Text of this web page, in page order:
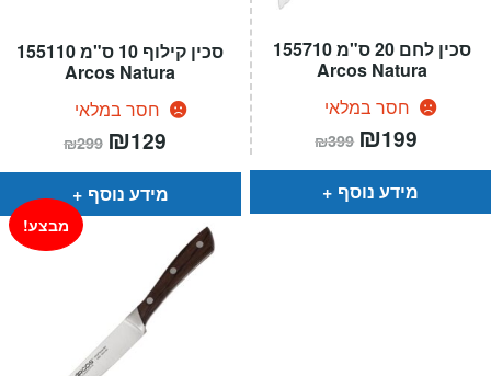
סכין קילוף 10 ס"מ 155110
Arcos Natura
חסר במלאי
₪299 המחיר
המקורי
היה:
₪299.
₪129
הוא:
מידע נוסף
סכין לחם 20 ס"מ 155710
Arcos Natura
חסר במלאי
₪399 המחיר
המקורי
היה:
₪399.
₪199
הוא:
מידע נוסף
מבצע!